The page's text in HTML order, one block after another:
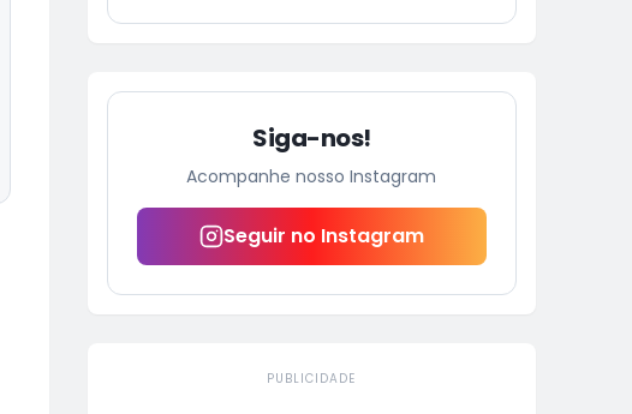
Siga-nos!
Acompanhe nosso Instagram
Seguir no Instagram
PUBLICIDADE